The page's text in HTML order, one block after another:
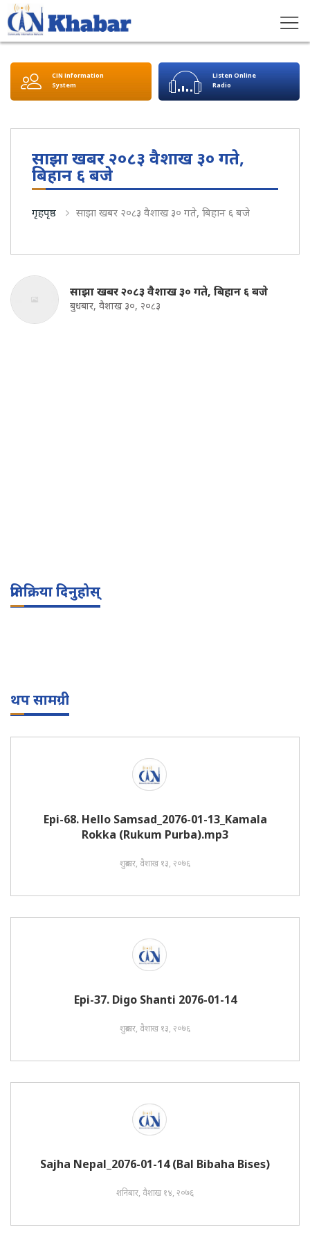
CIN Information
System
Listen Online
Radio
साझा खबर २०८३ वैशाख ३० गते,
बिहान ६ बजे
गृहपृष्ठ साझा खबर २०८३ वैशाख ३० गते, बिहान ६ बजे
साझा खबर २०८३ वैशाख ३० गते, बिहान ६ बजे
बुधबार, वैशाख ३०, २०८३
प्रतिक्रिया दिनुहोस्
थप सामग्री
Epi-68. Hello Samsad_2076-01-13_Kamala
Rokka (Rukum Purba).mp3
शुक्रबार, वैशाख १३, २०७६
Epi-37. Digo Shanti 2076-01-14
शुक्रबार, वैशाख १३, २०७६
Sajha Nepal_2076-01-14 (Bal Bibaha Bises)
शनिबार, वैशाख १४, २०७६